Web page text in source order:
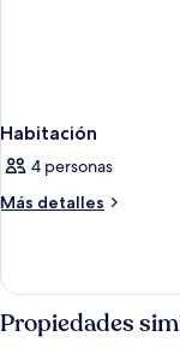
Habitación
4 personas
Más detalles
Más
Propiedades